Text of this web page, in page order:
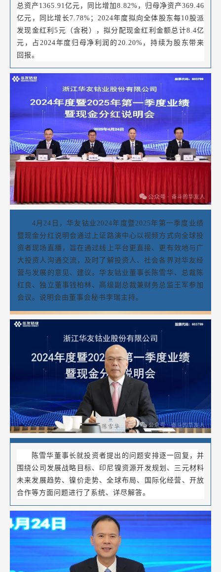
总资产1365.91亿元，同比增加8.82%，归母净资产369.46
亿元，同比增长7.78%；2024年度拟向全体股东每10股派
发现金红利5元（含税），拟分配现金红利金额总计8.4亿
元，占2024年度归母净利润的20.20%，持续为股东带来
回报。
4月24日，华友钴业2024年度暨2025年第一季度业绩
暨现金分红说明会通过上证路演中心以视频方式向全球投
资者现场直播，旨在通过线上平台更直接、更有效地与广
大投资人沟通交流，及时了解投资人、社会各界对华友经
营与发展的意见、建议。华友钴业董事长陈雪华、总裁陈
红良、独立董事钱柏林、高级副总裁兼财务总监王军参加
会议。说明会由董事会秘书李瑞主持。
陈雪华董事长就投资者提出的问题安排逐一回复，并
围绕公司发展战略目标、印尼镍资源开发规划、三元材料
未来发展趋势、镍价走势、全球布局、国际化经营、开放
合作等方面问题进行了系统、详尽解答。